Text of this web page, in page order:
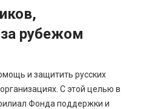
рубежом
и защитить русских
С этой целью в
Фонда поддержки и